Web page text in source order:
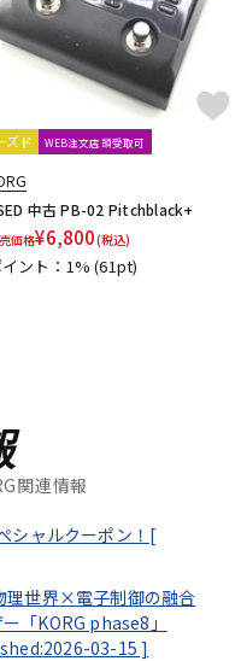
ズド WEB注文店頭受取可
中古 PB-02 Pitchblack+
価格¥6,800(税込)
イント：1%(61pt)
関連情報
シャルクーポン！[
理世界×電子制御の融合
「KORG phase8」
03-15 ]